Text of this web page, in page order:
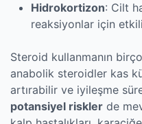
Hidrokortizon: Cilt
reaksiyonlar için
Steroid kullanmanın
anabolik steroidler kas
artırabilir ve iyileşme
potansiyel riskler de